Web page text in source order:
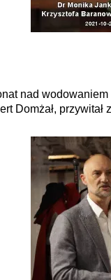
nad
Domżał, przywitał